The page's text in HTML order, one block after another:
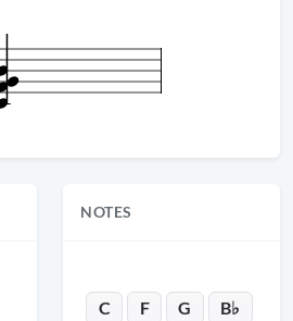
NOTES
C F G B♭